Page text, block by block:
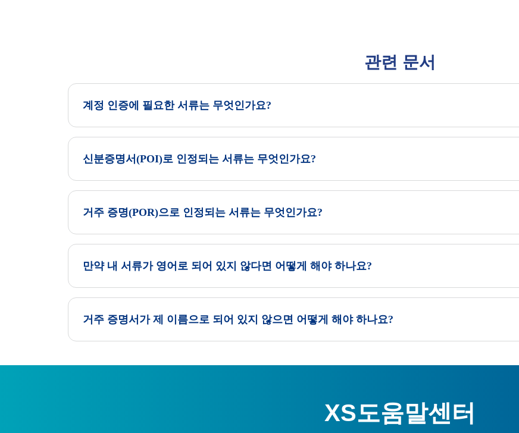
관련 문서
계정 인증에 필요한 서류는 무엇인가요?
신분증명서(POI)로 인정되는 서류는 무엇인가요?
거주 증명(POR)으로 인정되는 서류는 무엇인가요?
만약 내 서류가 영어로 되어 있지 않다면 어떻게 해야 하나요?
거주 증명서가 제 이름으로 되어 있지 않으면 어떻게 해야 하나요?
XS도움말센터